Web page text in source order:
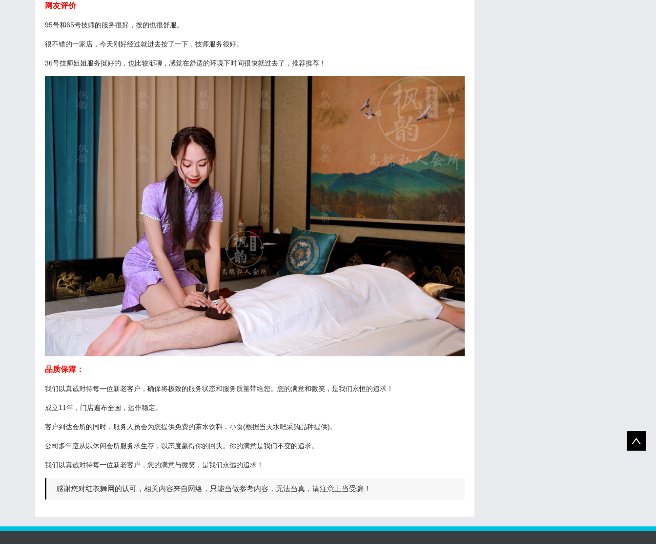
网友评价
95号和65号技师的服务很好，按的也很舒服。
很不错的一家店，今天刚好经过就进去按了一下，技师服务很好。
36号技师姐姐服务挺好的，也比较渐聊，感觉在舒适的环境下时间很快就过去了，推荐推荐！
品质保障：
我们以真诚对待每一位新老客户，确保将极致的服务状态和服务质量带给您。您的满意和微笑，是我们永恒的追求！
成立11年，门店遍布全国，运作稳定。
客户到达会所的同时，服务人员会为您提供免费的茶水饮料，小食(根据当天水吧采购品种提供)。
公司多年遵从以休闲会所服务求生存，以态度赢得你的回头。你的满意是我们不变的追求。
我们以真诚对待每一位新老客户，您的满意与微笑，是我们永远的追求！
感谢您对红衣舞网的认可，相关内容来自网络，只能当做参考内容，无法当真，请注意上当受骗！